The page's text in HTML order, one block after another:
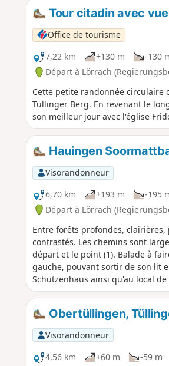
Tour citadin avec
Office de tourisme
7,22 km
+130 m -130
Départ à Lörrach
Cette petite randonnée circulaire
Tüllinger Berg. En revenant le
son meilleur jour avec l'église
Hauingen
Visorandonneur
6,70 km
+193 m -195
Départ à Lörrach
Entre forêts profondes,
contrastés. Les chemins sont
départ et le point (1). Balade à
gauche, pouvant sortir de son lit
Schützenhaus ainsi qu'au local
asphaltées.
Obertüllingen,
Visorandonneur
4,56 km
+60 m -59 m